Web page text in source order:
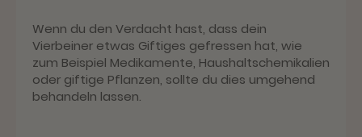
Wenn du den Verdacht hast, dass dein
Vierbeiner etwas Giftiges gefressen hat, wie
zum Beispiel Medikamente, Haushaltschemikalien
oder giftige Pflanzen, sollte du dies umgehend
behandeln lassen.